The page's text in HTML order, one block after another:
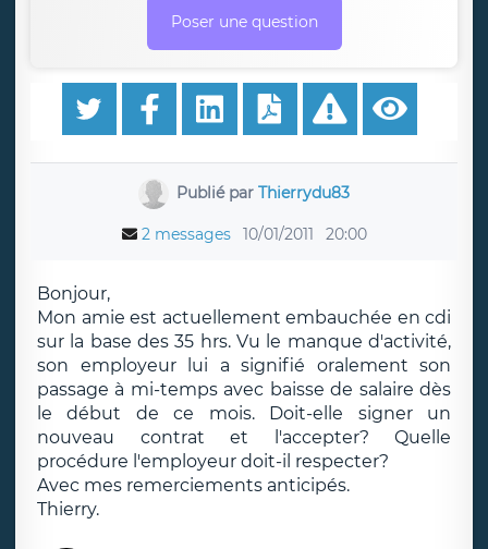
Poser une question
Publié parThierrydu83
2 messages 10/01/2011 20:00
Bonjour,
Mon amie est actuellement embauchée en cdi
sur la base des 35 hrs. Vu le manque d'activité,
son employeur lui a signifié oralement son
passage à mi-temps avec baisse de salaire dès
le début de ce mois. Doit-elle signer un
nouveau contrat et l'accepter? Quelle
procédure l'employeur doit-il respecter?
Avec mes remerciements anticipés.
Thierry.